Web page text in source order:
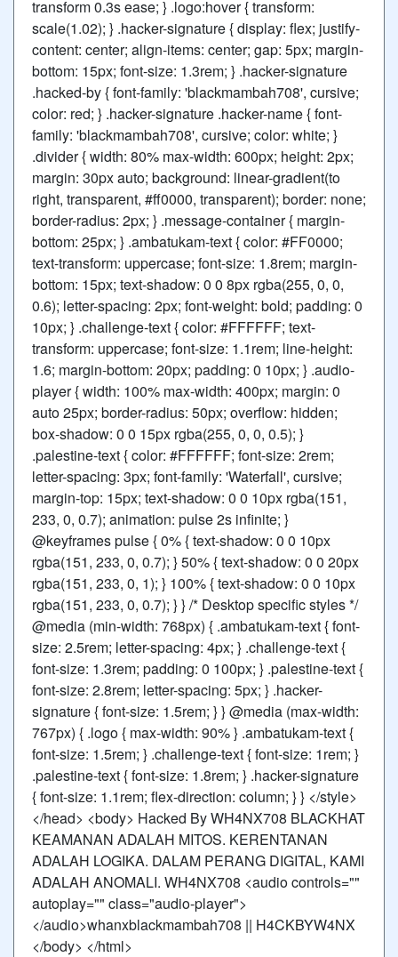
transform 0.3s ease; } .logo:hover { transform:
scale(1.02); } .hacker-signature { display: flex; justify-
content: center; align-items: center; gap: 5px; margin-
bottom: 15px; font-size: 1.3rem; } .hacker-signature
.hacked-by { font-family: 'blackmambah708', cursive;
color: red; } .hacker-signature .hacker-name { font-
family: 'blackmambah708', cursive; color: white; }
.divider { width: 80% max-width: 600px; height: 2px;
margin: 30px auto; background: linear-gradient(to
right, transparent, #ff0000, transparent); border: none;
border-radius: 2px; } .message-container { margin-
bottom: 25px; } .ambatukam-text { color: #FF0000;
text-transform: uppercase; font-size: 1.8rem; margin-
bottom: 15px; text-shadow: 0 0 8px rgba(255, 0, 0,
0.6); letter-spacing: 2px; font-weight: bold; padding: 0
10px; } .challenge-text { color: #FFFFFF; text-
transform: uppercase; font-size: 1.1rem; line-height:
1.6; margin-bottom: 20px; padding: 0 10px; } .audio-
player { width: 100% max-width: 400px; margin: 0
auto 25px; border-radius: 50px; overflow: hidden;
box-shadow: 0 0 15px rgba(255, 0, 0, 0.5); }
.palestine-text { color: #FFFFFF; font-size: 2rem;
letter-spacing: 3px; font-family: 'Waterfall', cursive;
margin-top: 15px; text-shadow: 0 0 10px rgba(151,
233, 0, 0.7); animation: pulse 2s infinite; }
@keyframes pulse { 0% { text-shadow: 0 0 10px
rgba(151, 233, 0, 0.7); } 50% { text-shadow: 0 0 20px
rgba(151, 233, 0, 1); } 100% { text-shadow: 0 0 10px
rgba(151, 233, 0, 0.7); } } /* Desktop specific styles */
@media (min-width: 768px) { .ambatukam-text { font-
size: 2.5rem; letter-spacing: 4px; } .challenge-text {
font-size: 1.3rem; padding: 0 100px; } .palestine-text {
font-size: 2.8rem; letter-spacing: 5px; } .hacker-
signature { font-size: 1.5rem; } } @media (max-width:
767px) { .logo { max-width: 90% } .ambatukam-text {
font-size: 1.5rem; } .challenge-text { font-size: 1rem; }
.palestine-text { font-size: 1.8rem; } .hacker-signature
{ font-size: 1.1rem; flex-direction: column; } } </style>
</head> <body> Hacked By WH4NX708 BLACKHAT
KEAMANAN ADALAH MITOS. KERENTANAN
ADALAH LOGIKA. DALAM PERANG DIGITAL, KAMI
ADALAH ANOMALI. WH4NX708 <audio controls=""
autoplay="" class="audio-player">
</audio>whanxblackmambah708 || H4CKBYW4NX
</body> </html>